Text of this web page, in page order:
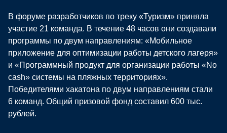
В форуме разработчиков по треку «Туризм» приняла
участие 21 команда. В течение 48 часов они создавали
программы по двум направлениям: «Мобильное
приложение для оптимизации работы детского лагеря»
и «Программный продукт для организации работы «No
cash» системы на пляжных территориях».
Победителями хакатона по двум направлениям стали
6 команд. Общий призовой фонд составил 600 тыс.
рублей.